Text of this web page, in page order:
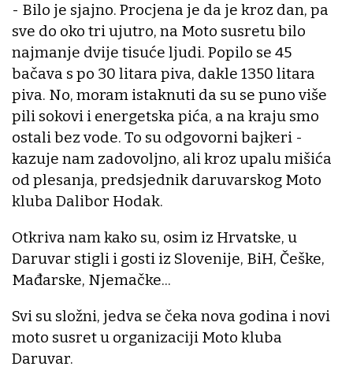
- Bilo je sjajno. Procjena je da je kroz dan, pa
sve do oko tri ujutro, na Moto susretu bilo
najmanje dvije tisuće ljudi. Popilo se 45
bačava s po 30 litara piva, dakle 1350 litara
piva. No, moram istaknuti da su se puno više
pili sokovi i energetska pića, a na kraju smo
ostali bez vode. To su odgovorni bajkeri -
kazuje nam zadovoljno, ali kroz upalu mišića
od plesanja, predsjednik daruvarskog Moto
kluba Dalibor Hodak.
Otkriva nam kako su, osim iz Hrvatske, u
Daruvar stigli i gosti iz Slovenije, BiH, Češke,
Mađarske, Njemačke...
Svi su složni, jedva se čeka nova godina i novi
moto susret u organizaciji Moto kluba
Daruvar.